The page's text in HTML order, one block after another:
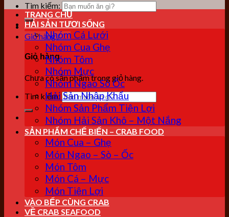
Tìm kiếm:
Giỏ hàng /0₫
Giỏ hàng
Chưa có sản phẩm trong giỏ hàng.
Tìm kiếm:
TRANG CHỦ
HẢI SẢN TƯƠI SỐNG
Nhóm Cá Lưới
Nhóm Cua Ghẹ
Nhóm Tôm
Nhóm Mực
Nhóm Ngao Sò Ốc
Hải Sản Nhập Khẩu
Nhóm Sản Phẩm Tiện Lợi
Nhóm Hải Sản Khô – Một Nắng
SẢN PHẨM CHẾ BIẾN – CRAB FOOD
Món Cua – Ghẹ
Món Ngao – Sò – Ốc
Món Tôm
Món Cá – Mực
Món Tiện Lợi
VÀO BẾP CÙNG CRAB
VỀ CRAB SEAFOOD